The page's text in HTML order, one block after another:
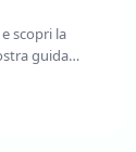
scopri la
guida